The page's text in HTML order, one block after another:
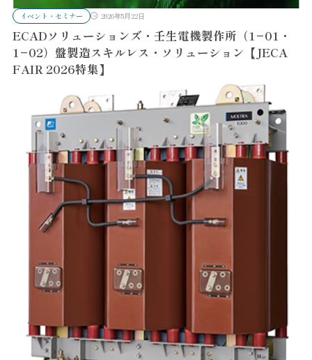
イベント・セミナー 2026年5月22日
ECADソリューションズ・壬生電機製作所（1−01・
1−02）盤製造スキルレス・ソリューション【JECA
FAIR 2026特集】